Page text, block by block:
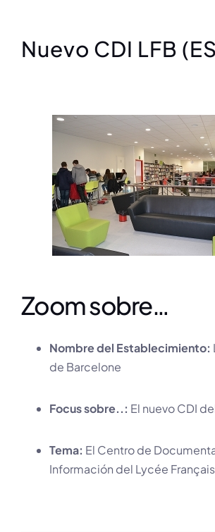
Nuevo CDI LFB
Zoom sobre…
Nombre del Establecimiento:
de Barcelone
Focus sobre..: El nuevo CDI
Tema: El Centro de
Información del Lycée